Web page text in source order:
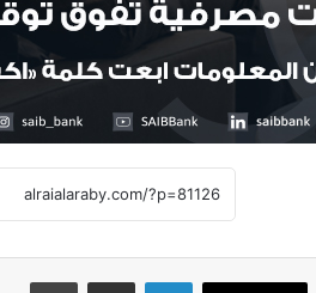
لينكدإن مشاركة عبر البريد طباعة